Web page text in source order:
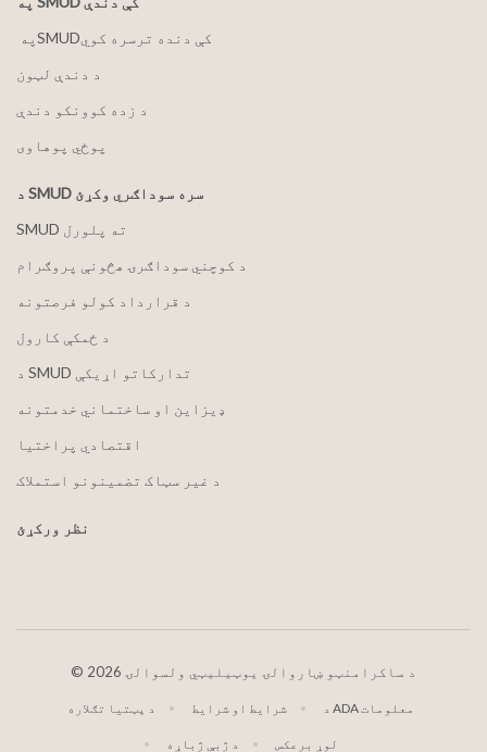
په ‏‎SMUD‎‏ کې دنده ترسره کوي
د دندې لټون
د زده کوونکو دندې
پوځي پوهاوی
د SMUD سره سوداګري وکړئ
SMUD ته پلورل
د کوچني سوداګرۍ هڅونې پروګرام
د قرارداد کولو فرصتونه
د ځمکې کارول
د SMUD تدارکاتو اړیکې
ډیزاین او ساختماني خدمتونه
اقتصادي پراختیا
د غیر سټاک تضمینونو استملاک
نظر ورکړئ
© 2026 د ساکرامنټو ښاروالۍ یوټیلیټي ولسوالۍ
د پټتیا تګلاره شرایط او شرایط د ADA معلومات
د ژبې ژباړه لوړ برعکس